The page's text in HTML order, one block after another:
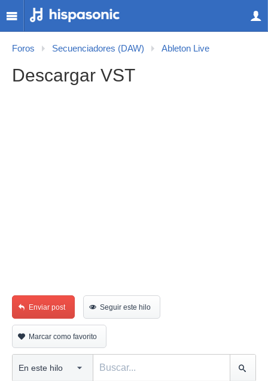
Foros Secuenciadores (DAW) Ableton Live
Descargar VST
Enviar post Seguir este hilo
Marcar como favorito